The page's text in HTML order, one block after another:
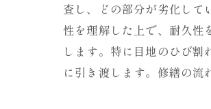
査し、どの部分が劣化して
性を理解した上で、耐久性
します。特に目地のひび
に引き渡します。修繕の流